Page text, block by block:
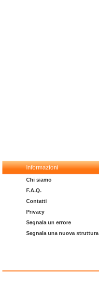
Informazioni
Chi siamo
F.A.Q.
Contatti
Privacy
Segnala un errore
Segnala una nuova struttura